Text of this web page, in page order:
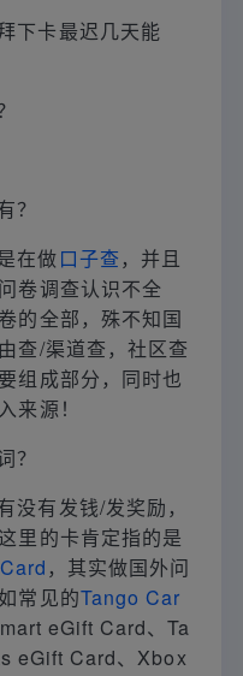
下卡最迟几天能
？
在做口子查 ，并且
卷调查认识不全
的全部，殊不知国
查/渠道查，社区查
组成部分，同时也
来源！
？
没有发钱/发奖励，
里的卡肯定指的是
，其实做国外问
常见的Tango Car
eGift Card、Ta
eGift Card、Xbox